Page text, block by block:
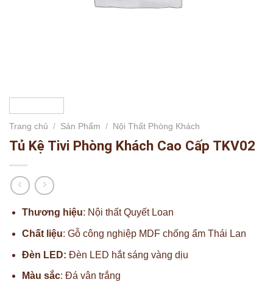
Trang chủ / Sản Phẩm / Nội Thất Phòng Khách
Tủ Kệ Tivi Phòng Khách Cao Cấp TKV02
Thương hiệu: Nội thất Quyết Loan
Chất liệu: Gỗ công nghiệp MDF chống ẩm Thái Lan
Đèn LED: Đèn LED hắt sáng vàng dịu
Màu sắc: Đá vân trắng